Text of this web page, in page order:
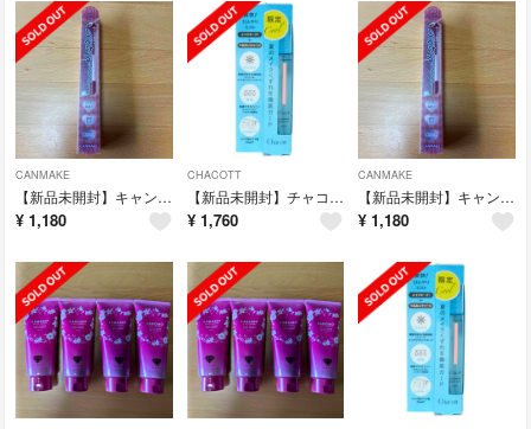
CANMAKE
【新品未開封】キャンメイククリーミータッチアイライナー 09ダージリンピンク
¥ 1,180
CHACOTT
【新品未開封】チャコット フィニッシングキープミスト クール 50ml 限定
¥ 1,760
CANMAKE
【新品未開封】キャンメイククリーミータッチアイライナー 09ダージリンピンク
¥ 1,180